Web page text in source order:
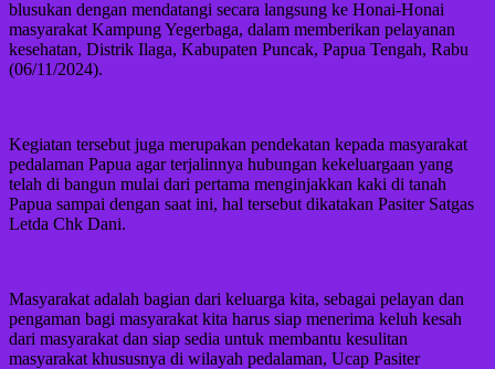
blusukan dengan mendatangi secara langsung ke Honai-Honai
masyarakat Kampung Yegerbaga, dalam memberikan pelayanan
kesehatan, Distrik Ilaga, Kabupaten Puncak, Papua Tengah, Rabu
(06/11/2024).
Kegiatan tersebut juga merupakan pendekatan kepada masyarakat
pedalaman Papua agar terjalinnya hubungan kekeluargaan yang
telah di bangun mulai dari pertama menginjakkan kaki di tanah
Papua sampai dengan saat ini, hal tersebut dikatakan Pasiter Satgas
Letda Chk Dani.
Masyarakat adalah bagian dari keluarga kita, sebagai pelayan dan
pengaman bagi masyarakat kita harus siap menerima keluh kesah
dari masyarakat dan siap sedia untuk membantu kesulitan
masyarakat khususnya di wilayah pedalaman, Ucap Pasiter